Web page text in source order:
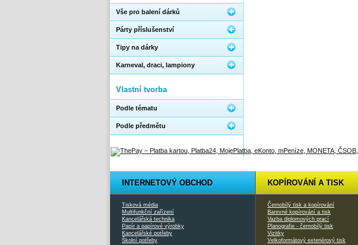
Vše pro balení dárků
Párty příslušenství
Tipy na dárky
Karneval, draci, lampiony
Vlastní tvorba
Podle tématu
Podle předmětu
INTERNETOVÝ OBCHOD
Tisková média
Multifunkční zařízení
Kancelářská technika
Papír a papírové výrobky
Kancelářské potřeby
Školní potřeby
KOPÍROVÁNÍ A TISK
Černobílý tisk a kopírování
Barevné kopírování a tisk
Vazba diplomových prací
Planografie - černobílý tisk
Vizitky
Velkoformátový exteriérový tisk